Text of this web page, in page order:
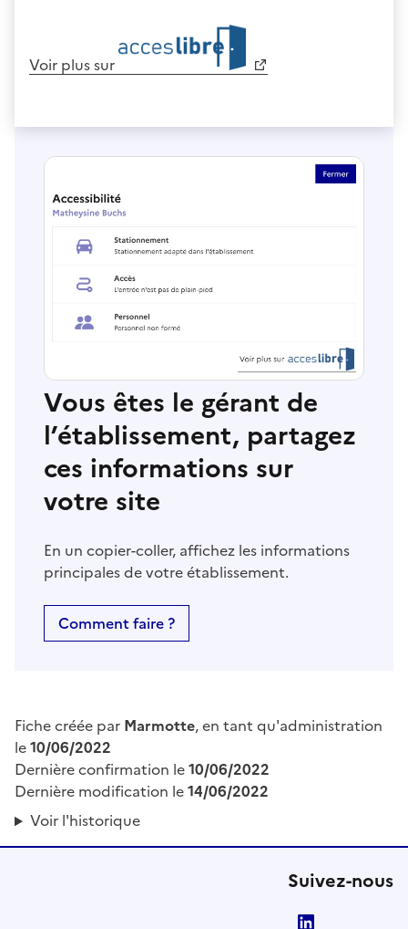
Voir plus sur
Vous êtes le gérant de
l’établissement, partagez
ces informations sur
votre site
En un copier-coller, affichez les informations
principales de votre établissement.
Comment faire ?
Fiche créée par Marmotte, en tant qu'administration
le10/06/2022
Dernière confirmation le10/06/2022
Dernière modification le14/06/2022
Voir l'historique
Suivez-nous